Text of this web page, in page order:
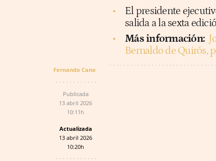
El presidente
salida a la sexta
Más información:
Bernaldo de Quirós,
Fernando Cano
Publicada
13 abril 2026
10:11h
Actualizada
13 abril 2026
10:20h